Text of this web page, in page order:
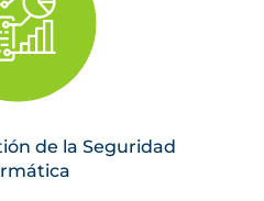
de la Seguridad